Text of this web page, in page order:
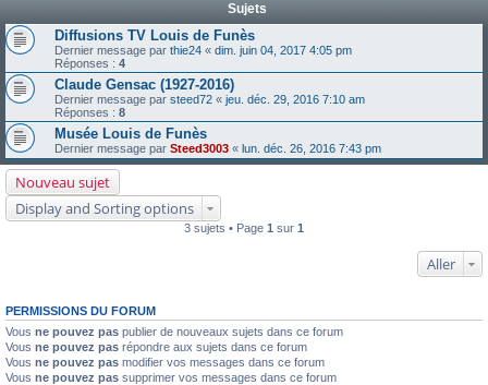
Sujets
Diffusions TV Louis de Funès
Dernier message par thie24 « dim. juin 04, 2017 4:05 pm
Réponses : 4
Claude Gensac (1927-2016)
Dernier message par steed72 « jeu. déc. 29, 2016 7:10 am
Réponses : 8
Musée Louis de Funès
Dernier message par Steed3003 « lun. déc. 26, 2016 7:43 pm
Nouveau sujet
Display and Sorting options
3 sujets • Page 1 sur 1
Aller
PERMISSIONS DU FORUM
Vous ne pouvez pas publier de nouveaux sujets dans ce forum
Vous ne pouvez pas répondre aux sujets dans ce forum
Vous ne pouvez pas modifier vos messages dans ce forum
Vous ne pouvez pas supprimer vos messages dans ce forum